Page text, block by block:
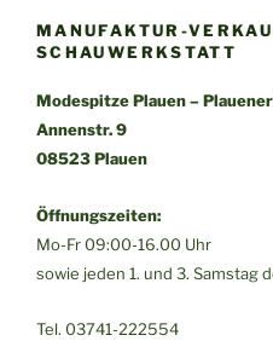
MANUFAKTUR-
SCHAUWERKSTATT
Modespitze Plauen –
Annenstr. 9
08523 Plauen
Öffnungszeiten:
Mo-Fr 09:00-16.00 Uhr
sowie jeden 1. und 3. Samstag
Tel. 03741-222554